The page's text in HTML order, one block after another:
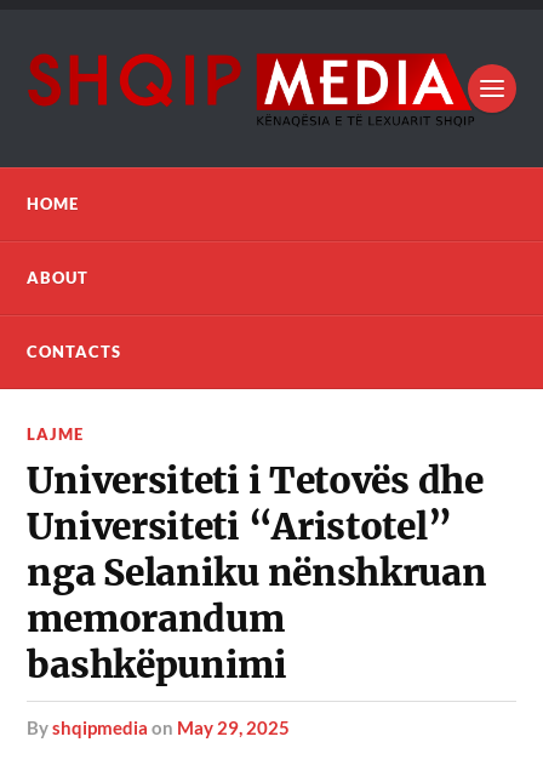
HOME
ABOUT
CONTACTS
LAJME
Universiteti i Tetovës dhe
Universiteti “Aristotel”
nga Selaniku nënshkruan
memorandum
bashkëpunimi
byshqipmedia on May 29, 2025